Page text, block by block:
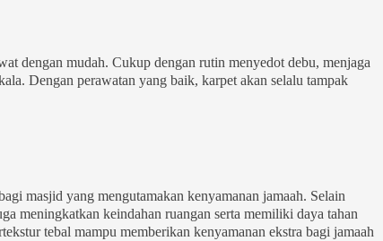
dengan mudah. Cukup dengan rutin menyedot debu, menjaga
Dengan perawatan yang baik, karpet akan selalu tampak
masjid yang mengutamakan kenyamanan jamaah. Selain
meningkatkan keindahan ruangan serta memiliki daya tahan
tebal mampu memberikan kenyamanan ekstra bagi jamaah